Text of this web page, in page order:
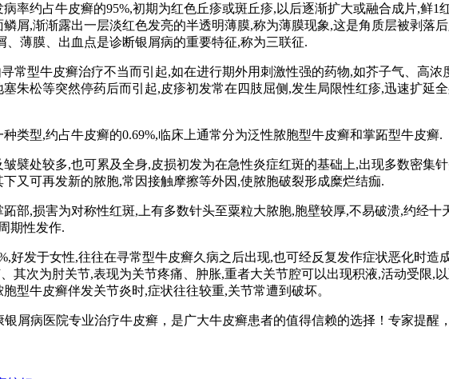
率约占牛皮癣的95%,初期为红色丘疹或斑丘疹,以后逐渐扩大或融合成片,鲜
屑,渐渐露出一层淡红色发亮的半透明薄膜,称为薄膜现象,这是角质层被剥落
、薄膜、出血点是诊断银屑病的重要特征,称为三联征.
常型牛皮癣治疗不当而引起,如在进行期外用刺激性强的药物,如芥子气、高
朱松等突然停药后而引起,皮疹初发常在四肢屈侧,发生局限性红疹,迅速扩延
类型,约占牛皮癣的0.69%,临床上通常分为泛性脓胞型牛皮癣和掌跖型牛皮癣.
襞处较多,也可累及全身,皮损初发为在急性炎症红斑的基础上,出现多数密集
又可再发新的脓胞,常因接触摩擦等外因,使脓胞破裂形成糜烂结痂.
部,损害为对称性红斑,上有多数针头至粟粒大脓胞,胞壁较厚,不易破溃,约经
期性发作.
好发于女性,往往在寻常型牛皮癣久病之后出现,也可经反复发作症状恶化时
其次为肘关节,表现为关节疼痛、肿胀,重者大关节腔可以出现积液,活动受限,
型牛皮癣伴发关节炎时,症状往往较重,关节常遭到破坏。
屑病医院专业治疗牛皮癣，是广大牛皮癣患者的值得信赖的选择！专家提醒